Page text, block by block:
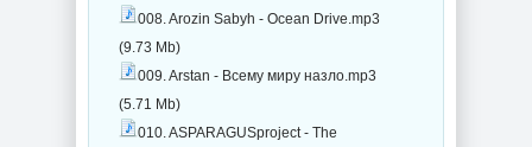
008. Arozin Sabyh - Ocean Drive.mp3
(9.73 Mb)
009. Arstan - Всему миру назло.mp3
(5.71 Mb)
010. ASPARAGUSproject - The